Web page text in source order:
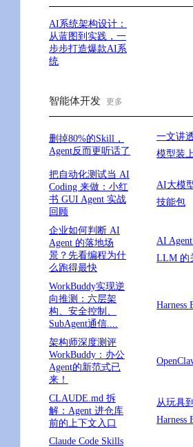
AI系统架构设计：
从蓝图到实践，一
步步打造爆款AI系
统
智能体开发 更多
删掉80%的Skill，
Agent反而更听话了
一文讲
模型装
把自动化测试当 AI
Coding 来做：小红
书 GUI Agent 实战
回顾
AI大模
技能包
企业如何判断 AI
Agent 的落地场
景？先看编程为什
么跑得最快
AI
LLM 的
WorkBuddy实现逆
向推测：六层架
构、安全控制、
SubAgent通信....
Harness
架构师深度测评
WorkBuddy：办公
Agent的新范式已
来！
CLAUDE.md 拆
解：Agent 进仓库
前的上下文入口
从玩具
Harness
Claude Code Skills